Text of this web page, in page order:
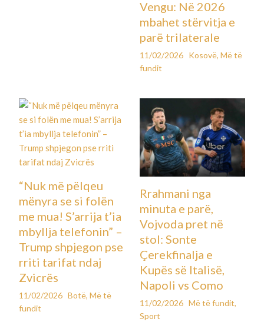
Vengu: Në 2026
mbahet stërvitja e
parë trilaterale
11/02/2026 Kosovë, Më të
fundit
“Nuk më pëlqeu
mënyra se si folën
me mua! S’arrija t’ia
mbyllja telefonin” –
Trump shpjegon pse
rriti tarifat ndaj
Zvicrës
11/02/2026 Botë,Më të
fundit
Rrahmani nga
minuta e parë,
Vojvoda pret në
stol: Sonte
Çerekfinalja e
Kupës së Italisë,
Napoli vs Como
11/02/2026 Më të fundit,
Sport